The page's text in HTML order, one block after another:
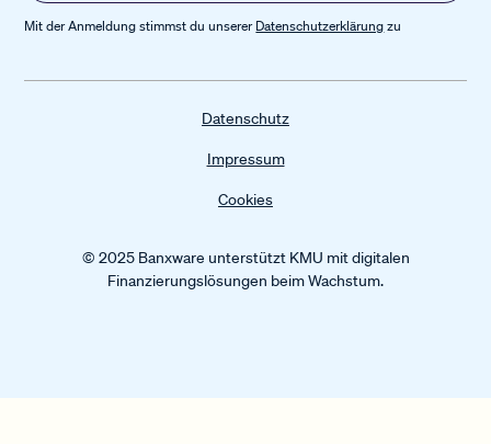
Mit der Anmeldung stimmst du unsererDatenschutz­erklärungzu
Datenschutz
Impressum
Cookies
© 2025 Banxware unterstützt KMU mit digitalen
Finanzierungslösungen beim Wachstum.